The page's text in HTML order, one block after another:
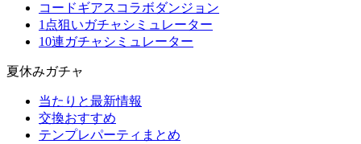
コードギアスコラボダンジョン
1点狙いガチャシミュレーター
10連ガチャシミュレーター
夏休みガチャ
当たりと最新情報
交換おすすめ
テンプレパーティまとめ